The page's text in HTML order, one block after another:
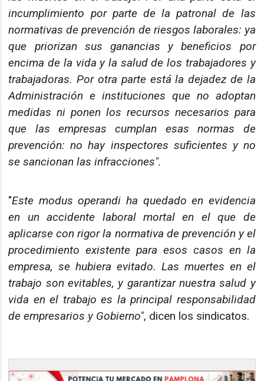
incumplimiento por parte de la patronal de las
normativas de prevención de riesgos laborales: ya
que priorizan sus ganancias y beneficios por
encima de la vida y la salud de los trabajadores y
trabajadoras. Por otra parte está la dejadez de la
Administración e instituciones que no adoptan
medidas ni ponen los recursos necesarios para
que las empresas cumplan esas normas de
prevención: no hay inspectores suficientes y no
se sancionan las infracciones".
"Este modus operandi ha quedado en evidencia
en un accidente laboral mortal en el que de
aplicarse con rigor la normativa de prevención y el
procedimiento existente para esos casos en la
empresa, se hubiera evitado. Las muertes en el
trabajo son evitables, y garantizar nuestra salud y
vida en el trabajo es la principal responsabilidad
de empresarios y Gobierno", dicen los sindicatos.